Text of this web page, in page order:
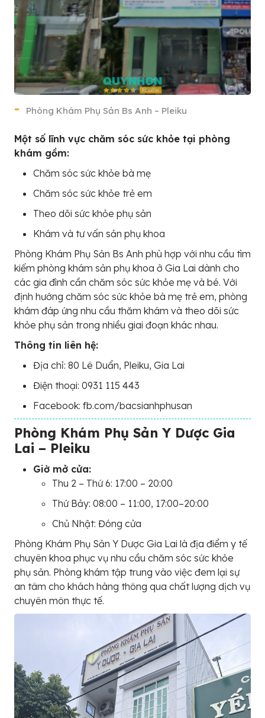
Phòng Khám Phụ Sản Bs Anh – Pleiku
Một số lĩnh vực chăm sóc sức khỏe tại phòng
khám gồm:
Chăm sóc sức khỏe bà mẹ
Chăm sóc sức khỏe trẻ em
Theo dõi sức khỏe phụ sản
Khám và tư vấn sản phụ khoa
Phòng Khám Phụ Sản Bs Anh phù hợp với nhu cầu tìm
kiếm phòng khám sản phụ khoa ở Gia Lai dành cho
các gia đình cần chăm sóc sức khỏe mẹ và bé. Với
định hướng chăm sóc sức khỏe bà mẹ trẻ em, phòng
khám đáp ứng nhu cầu thăm khám và theo dõi sức
khỏe phụ sản trong nhiều giai đoạn khác nhau.
Thông tin liên hệ:
Địa chỉ: 80 Lê Duẩn, Pleiku, Gia Lai
Điện thoại: 0931 115 443
Facebook: fb.com/bacsianhphusan
Phòng Khám Phụ Sản Y Dược Gia
Lai – Pleiku
Giờ mở cửa:
Thu 2 – Thứ 6: 17:00 – 20:00
Thứ Bảy: 08:00 – 11:00, 17:00–20:00
Chủ Nhật: Đóng cửa
Phòng Khám Phụ Sản Y Dược Gia Lai là địa điểm y tế
chuyên khoa phục vụ nhu cầu chăm sóc sức khỏe
phụ sản. Phòng khám tập trung vào việc đem lại sự
an tâm cho khách hàng thông qua chất lượng dịch vụ
chuyên môn thực tế.